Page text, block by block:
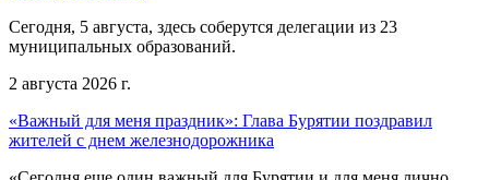
Сегодня, 5 августа, здесь соберутся делегации из 23
муниципальных образований.
2 августа 2026 г.
«Важный для меня праздник»: Глава Бурятии поздравил
жителей с днем железнодорожника